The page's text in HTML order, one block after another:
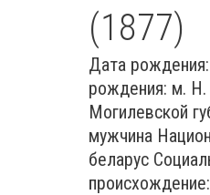
(1877)
Дата
рождения: м.
Могилевской
мужчина
беларус